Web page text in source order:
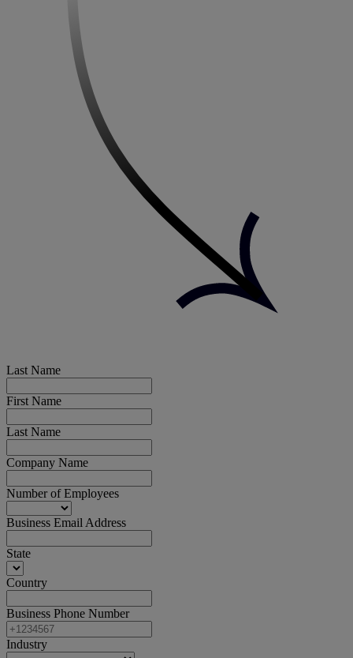
Last Name
First Name
Last Name
Company Name
Number of Employees
Business Email Address
State
Country
Business Phone Number
Industry